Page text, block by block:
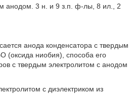
анодом. 3 н. и 9 з.п. ф-лы, 8 ил., 2
анода конденсатора с твердым
(оксида ниобия), способа его
с твердым электролитом с анодом
с диэлектриком из